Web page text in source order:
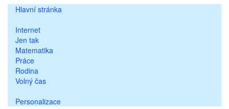
Hlavní stránka
Internet
Jen tak
Matematika
Práce
Rodina
Volný čas
Personalizace